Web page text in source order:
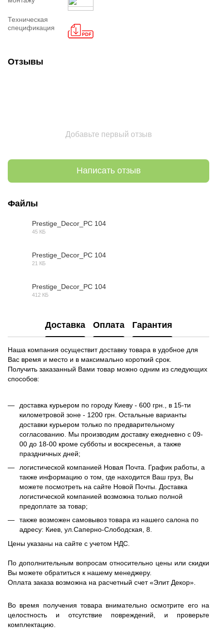
Техническая
спецификация
Отзывы
Добавьте первый отзыв
Написать отзыв
Файлы
Prestige_Decor_PC 104
45 КБ
Prestige_Decor_PC 104
21 КБ
Prestige_Decor_PC 104
412 КБ
Доставка Оплата Гарантия
Наша компания осуществит доставку товара в удобное для
Вас время и место и в максимально короткий срок.
Получить заказанный Вами товар можно одним из следующих
способов:
доставка курьером по городу Киеву - 600 грн., в 15-ти
километровой зоне - 1200 грн. Остальные варианты
доставки курьером только по предварительному
согласованию. Мы производим доставку ежедневно с 09-
00 до 18-00 кроме субботы и воскресенья, а также
праздничных дней;
логистической компанией Новая Почта. График работы, а
также информацию о том, где находится Ваш груз, Вы
можете посмотреть на сайте Новой Почты. Доставка
логистической компанией возможна только полной
предоплате за товар;
также возможен самовывоз товара из нашего салона по
адресу: Киев, ул.Саперно-Слободская, 8.
Цены указаны на сайте с учетом НДС.
По дополнительным вопросам относительно цены или скидки
Вы можете обратиться к нашему менеджеру.
Оплата заказа возможна на расчетный счет «Элит Декор».
Во время получения товара внимательно осмотрите его на
целостность и отсутствие повреждений, и проверьте
комплектацию.